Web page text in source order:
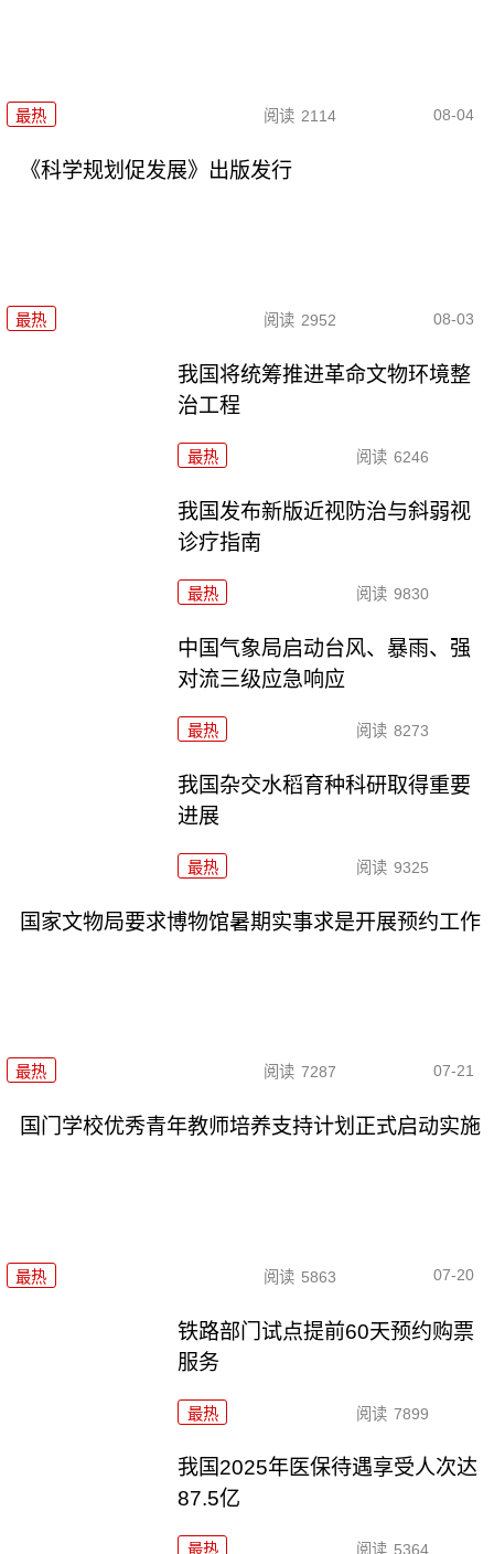
最热 阅读 2114 08-04
《科学规划促发展》出版发行
最热 阅读 2952 08-03
我国将统筹推进革命文物环境整
治工程
最热 阅读 6246
我国发布新版近视防治与斜弱视
诊疗指南
最热 阅读 9830
中国气象局启动台风、暴雨、强
对流三级应急响应
最热 阅读 8273
我国杂交水稻育种科研取得重要
进展
最热 阅读 9325
国家文物局要求博物馆暑期实事求是开展预约工作
最热 阅读 7287 07-21
国门学校优秀青年教师培养支持计划正式启动实施
最热 阅读 5863 07-20
铁路部门试点提前60天预约购票
服务
最热 阅读 7899
我国2025年医保待遇享受人次达
87.5亿
最热 阅读 5364